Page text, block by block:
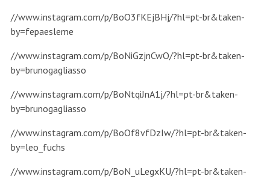
//www.instagram.com/p/BoO3fKEjBHj/?hl=pt-br&taken-
by=fepaesleme
//www.instagram.com/p/BoNiGzjnCwO/?hl=pt-br&taken-
by=brunogagliasso
//www.instagram.com/p/BoNtqiJnA1j/?hl=pt-br&taken-
by=brunogagliasso
//www.instagram.com/p/BoOf8vfDzIw/?hl=pt-br&taken-
by=leo_fuchs
//www.instagram.com/p/BoN_uLegxKU/?hl=pt-br&taken-